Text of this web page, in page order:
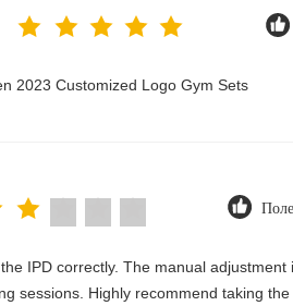
2023 Customized Logo Gym Sets
IPD correctly. The manual
sessions. Highly recommend taking